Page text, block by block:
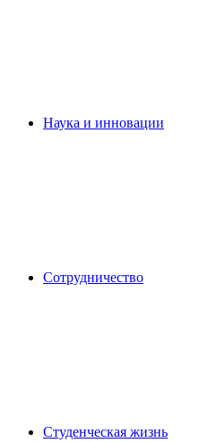
Наука и инновации
Сотрудничество
Студенческая жизнь